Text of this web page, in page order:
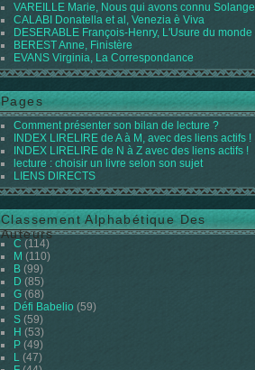
VAREILLE Marie, Nous qui avons connu Solange
CALABI Donatella et al, Venezia è Viva
DESERABLE François-Henry, L'Usure du monde
BEREST Anne, Finistère
EVANS Virginia, La Correspondance
Pages
Comment présenter son bilan de lecture ?
INDEX LIRELIRE de A à M, avec des liens actifs !
INDEX LIRELIRE de N à Z avec des liens actifs !
lecture : choisir un livre selon son sujet
LIENS DIRECTS
Classement Alphabétique Des
Auteurs
C (114)
M (110)
B (99)
D (85)
G (68)
Défi Babelio (59)
S (59)
H (53)
P (49)
L (47)